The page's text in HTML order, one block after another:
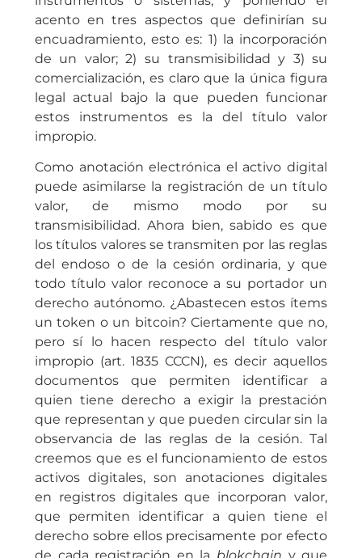
acento en tres aspectos que definirían su
encuadramiento, esto es: 1) la incorporación
de un valor; 2) su transmisibilidad y 3) su
comercialización, es claro que la única figura
legal actual bajo la que pueden funcionar
estos instrumentos es la del título valor
impropio.
Como anotación electrónica el activo digital
puede asimilarse la registración de un título
valor, de mismo modo por su
transmisibilidad. Ahora bien, sabido es que
los títulos valores se transmiten por las reglas
del endoso o de la cesión ordinaria, y que
todo título valor reconoce a su portador un
derecho autónomo. ¿Abastecen estos ítems
un token o un bitcoin? Ciertamente que no,
pero sí lo hacen respecto del título valor
impropio (art. 1835 CCCN), es decir aquellos
documentos que permiten identificar a
quien tiene derecho a exigir la prestación
que representan y que pueden circular sin la
observancia de las reglas de la cesión. Tal
creemos que es el funcionamiento de estos
activos digitales, son anotaciones digitales
en registros digitales que incorporan valor,
que permiten identificar a quien tiene el
derecho sobre ellos precisamente por efecto